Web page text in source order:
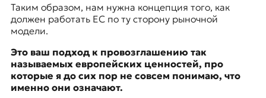
Таким образом, нам нужна концепция того, как
должен работать ЕС по ту сторону рыночной
модели.
Это ваш подход к провозглашению так
называемых европейских ценностей, про
которые я до сих пор не совсем понимаю, что
именно они означают.